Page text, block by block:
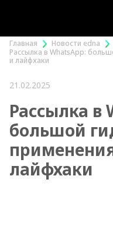
Главная
Новости edna
Рассылка в WhatsApp:
и лайфхаки
21.02.2025
Рассылка в
большой
лайфхаки